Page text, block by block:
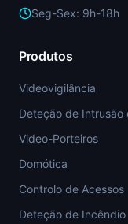
Seg-Sex: 9h-18h
Produtos
Videovigilância
Deteção de Intrusão
Video-Porteiros
Domótica
Controlo de Acessos
Deteção de Incêndio